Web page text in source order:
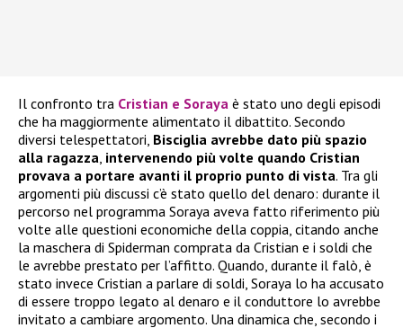
Il confronto tra Cristian e Soraya è stato uno degli episodi
che ha maggiormente alimentato il dibattito. Secondo
diversi telespettatori, Bisciglia avrebbe dato più spazio
alla ragazza intervenendo più volte quando Cristian
provava a portare avanti il proprio punto di vista. Tra gli
argomenti più discussi c’è stato quello del denaro: durante il
percorso nel programma Soraya aveva fatto riferimento più
volte alle questioni economiche della coppia, citando anche
la maschera di Spiderman comprata da Cristian e i soldi che
le avrebbe prestato per l’affitto. Quando, durante il falò, è
stato invece Cristian a parlare di soldi, Soraya lo ha accusato
di essere troppo legato al denaro e il conduttore lo avrebbe
invitato a cambiare argomento. Una dinamica che, secondo i